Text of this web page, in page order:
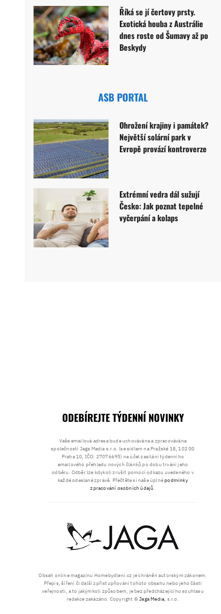
Říká se jí čertovy prsty.
Exotická houba z Austrálie
dnes roste od Šumavy až po
Beskydy
ASB PORTAL
Ohrožení krajiny i památek?
Největší solární park v
Evropě provází kontroverze
Extrémní vedra dál sužují
Česko: Jak poznat tepelné
vyčerpání a kolaps
Obsah online magazínu Homebydleni.cz je chráněn autorským zákonem.
Přepis, šíření či další zpřístupňování tohoto obsahu nebo jeho části
veřejnosti, a to jakýmkoli způsobem, je bez předcházejícího souhlasu
redakce zakázáno. Copyright ©Jaga Media, s.r.o.
ODEBÍREJTE TÝDENNÍ NOVINKY
Vaše emailová adresa bude uchovávána a zpracovávána
společností Jaga Media s.r.o. (se sídlem na Pražské 18, 102 00
Praha 10, IČO: 27076695) na účel zasílání týdenního
emailového přehledu nových článků po dobu trvání jeho
odběru. Odběr lze kdykoli zrušit pomocí odkazu uvedeného v
každé odeslané zprávě. Přečtěte si naše úplnépodmínky
zpracování osobních údajů.